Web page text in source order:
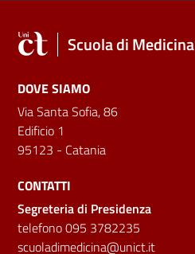
Scuola di Medicina
DOVE SIAMO
Via Santa Sofia, 86
Edificio 1
95123 - Catania
CONTATTI
Segreteria di Presidenza
telefono 095 3782235
scuoladimedicina@unict.it